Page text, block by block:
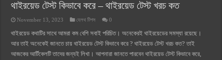
থাইরয়েড টেস্ট কিভাবে করে – থাইরয়েড টেস্ট খরচ কত
November 13, 2023 হেলথ টিপস 0
থাইরয়েড কথাটির সাথে আমরা কম বেশি সবাই পরিচিত। অনেকেরই থাইরয়েডের সমস্যা রয়েছে।
আর তাই অনেকেই জানতে চায় থাইরয়েড টেস্ট কিভাবে করে ? থাইরয়েড টেস্ট খরচ কত? তাই
আজকের আর্টিকেলটি তাদের জন্যই লিখা। আপনারা জানতে পারবেন থাইরয়েড টেস্ট কিভাবে করে,